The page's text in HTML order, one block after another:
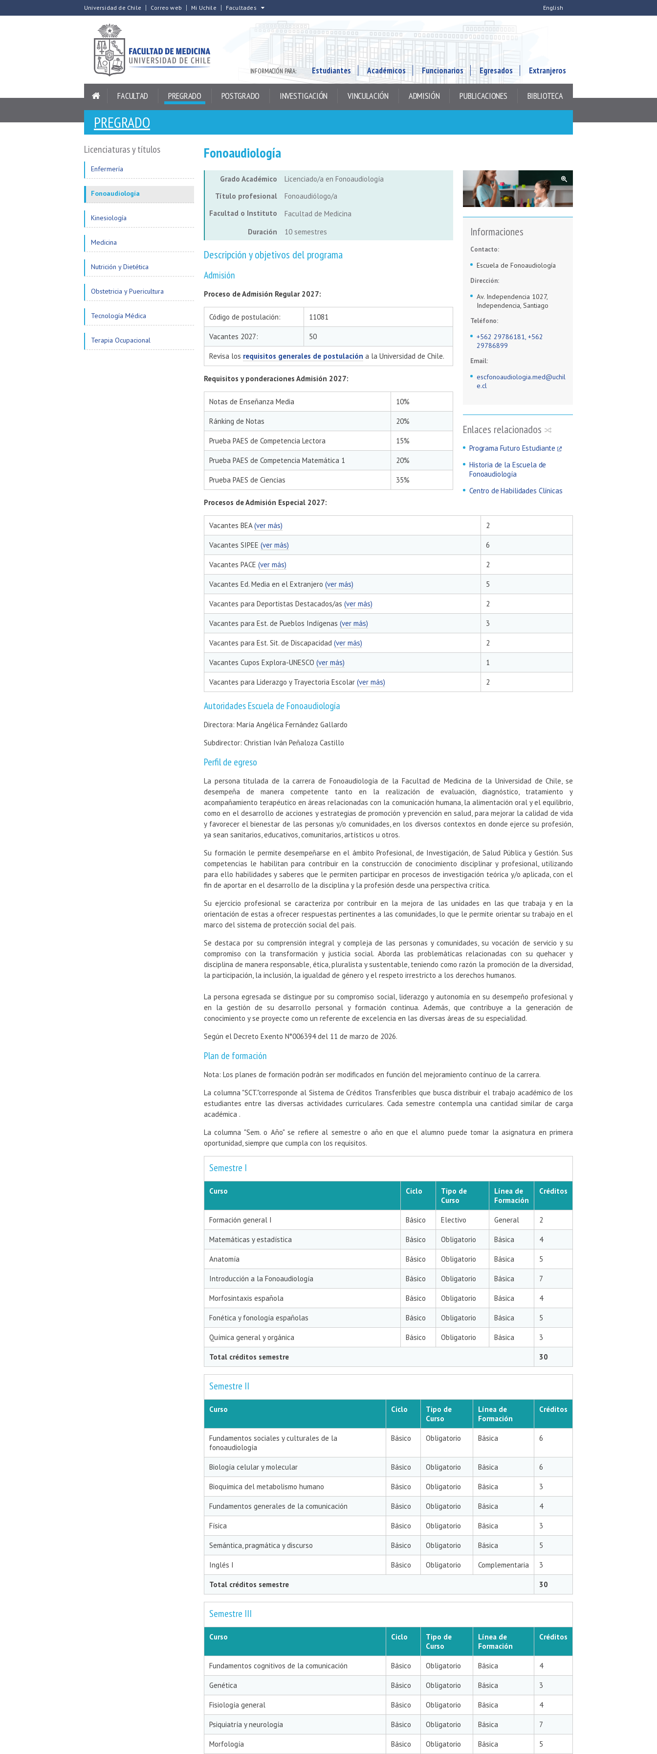
Universidad de Chile Correo web Mi Uchile Facultades English
INFORMACIÓN PARA: Estudiantes Académicos Funcionarios Egresados Extranjeros
FACULTAD PREGRADO POSTGRADO INVESTIGACIÓN VINCULACIÓN ADMISIÓN PUBLICACIONES BIBLIOTECA
PREGRADO
Licenciaturas y títulos
Enfermería
Fonoaudiología
Kinesiología
Medicina
Nutrición y Dietética
Obstetricia y Puericultura
Tecnología Médica
Terapia Ocupacional
Fonoaudiología
Informaciones
Contacto:
Escuela de Fonoaudiología
Dirección:
Av. Independencia 1027,
Independencia, Santiago
Teléfono:
+562 29786181, +562
29786899
Email:
escfonoaudiologia.med@uchil
e.cl
Enlaces relacionados
Programa Futuro Estudiante
Historia de la Escuela de
Fonoaudiología
Centro de Habilidades Clínicas
Grado Académico
Licenciado/a en Fonoaudiología
Título profesional
Fonoaudiólogo/a
Facultad o Instituto
Facultad de Medicina
Duración
10 semestres
Descripción y objetivos del programa
Admisión
Proceso de Admisión Regular 2027:
Código de postulación: 11081
Vacantes 2027: 50
Revisa los requisitos generales de postulación a la Universidad de Chile.
Requisitos y ponderaciones Admisión 2027:
Notas de Enseñanza Media 10%
Ránking de Notas 20%
Prueba PAES de Competencia Lectora 15%
Prueba PAES de Competencia Matemática 1 20%
Prueba PAES de Ciencias 35%
Procesos de Admisión Especial 2027:
Vacantes BEA(ver más) 2
Vacantes SIPEE (ver más) 6
Vacantes PACE (ver más) 2
Vacantes Ed. Media en el Extranjero (ver más) 5
Vacantes para Deportistas Destacados/as (ver más) 2
Vacantes para Est. de Pueblos Indígenas (ver más) 3
Vacantes para Est. Sit. de Discapacidad (ver más) 2
Vacantes Cupos Explora-UNESCO (ver más) 1
Vacantes para Liderazgo y Trayectoria Escolar (ver más) 2
Autoridades Escuela de Fonoaudiología
Directora: María Angélica Fernández Gallardo
Subdirector: Christian Iván Peñaloza Castillo
Perfil de egreso
La persona titulada de la carrera de Fonoaudiología de la Facultad de Medicina de la Universidad de Chile, se
desempeña de manera competente tanto en la realización de evaluación, diagnóstico, tratamiento y
acompañamiento terapéutico en áreas relacionadas con la comunicación humana, la alimentación oral y el equilibrio,
como en el desarrollo de acciones y estrategias de promoción y prevención en salud, para mejorar la calidad de vida
y favorecer el bienestar de las personas y/o comunidades, en los diversos contextos en donde ejerce su profesión,
ya sean sanitarios, educativos, comunitarios, artísticos u otros.
Su formación le permite desempeñarse en el ámbito Profesional, de Investigación, de Salud Pública y Gestión. Sus
competencias le habilitan para contribuir en la construcción de conocimiento disciplinar y profesional, utilizando
para ello habilidades y saberes que le permiten participar en procesos de investigación teórica y/o aplicada, con el
fin de aportar en el desarrollo de la disciplina y la profesión desde una perspectiva crítica.
Su ejercicio profesional se caracteriza por contribuir en la mejora de las unidades en las que trabaja y en la
orientación de estas a ofrecer respuestas pertinentes a las comunidades, lo que le permite orientar su trabajo en el
marco del sistema de protección social del país.
Se destaca por su comprensión integral y compleja de las personas y comunidades, su vocación de servicio y su
compromiso con la transformación y justicia social. Aborda las problemáticas relacionadas con su quehacer y
disciplina de manera responsable, ética, pluralista y sustentable, teniendo como razón la promoción de la diversidad,
la participación, la inclusión, la igualdad de género y el respeto irrestricto a los derechos humanos.
La persona egresada se distingue por su compromiso social, liderazgo y autonomía en su desempeño profesional y
en la gestión de su desarrollo personal y formación continua. Además, que contribuye a la generación de
conocimiento y se proyecte como un referente de excelencia en las diversas áreas de su especialidad.
Según el Decreto Exento N°006394 del 11 de marzo de 2026.
Plan de formación
Nota: Los planes de formación podrán ser modificados en función del mejoramiento contínuo de la carrera.
La columna "SCT."corresponde al Sistema de Créditos Transferibles que busca distribuir el trabajo académico de los
estudiantes entre las diversas actividades curriculares. Cada semestre contempla una cantidad similar de carga
académica .
La columna "Sem. o Año" se refiere al semestre o año en que el alumno puede tomar la asignatura en primera
oportunidad, siempre que cumpla con los requisitos.
Semestre I
Curso Ciclo
Tipo de
Curso
Línea de
Formación
Créditos
Formación general I Básico Electivo General 2
Matemáticas y estadística Básico Obligatorio Básica 4
Anatomía Básico Obligatorio Básica 5
Introducción a la Fonoaudiología Básico Obligatorio Básica 7
Morfosintaxis española Básico Obligatorio Básica 4
Fonética y fonología españolas Básico Obligatorio Básica 5
Química general y orgánica Básico Obligatorio Básica 3
Total créditos semestre 30
Semestre II
Curso Ciclo
Tipo de
Curso
Línea de
Formación
Créditos
Fundamentos sociales y culturales de la
fonoaudiología
Básico Obligatorio Básica 6
Biología celular y molecular Básico Obligatorio Básica 6
Bioquímica del metabolismo humano Básico Obligatorio Básica 3
Fundamentos generales de la comunicación Básico Obligatorio Básica 4
Física Básico Obligatorio Básica 3
Semántica, pragmática y discurso Básico Obligatorio Básica 5
Inglés I Básico Obligatorio Complementaria 3
Total créditos semestre 30
Semestre III
Curso Ciclo
Tipo de
Curso
Línea de
Formación
Créditos
Fundamentos cognitivos de la comunicación Básico Obligatorio Básica 4
Genética Básico Obligatorio Básica 3
Fisiología general Básico Obligatorio Básica 4
Psiquiatría y neurología Básico Obligatorio Básica 7
Morfología Básico Obligatorio Básica 5